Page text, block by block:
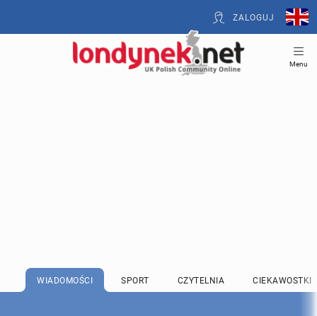
ZALOGUJ
Menu
WIADOMOŚCI SPORT CZYTELNIA CIEKAWOSTKI